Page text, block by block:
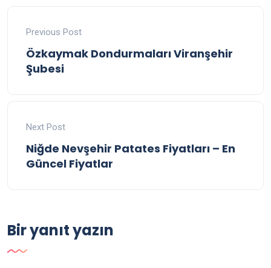
Previous Post
Özkaymak Dondurmaları Viranşehir
Şubesi
Next Post
Niğde Nevşehir Patates Fiyatları – En
Güncel Fiyatlar
Bir yanıt yazın